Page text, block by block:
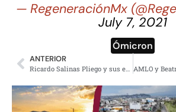
— RegeneraciónMx
July 7, 2021
Ómicron
ANTERIOR
Ricardo Salinas Pliego y sus escándalos en el 2021